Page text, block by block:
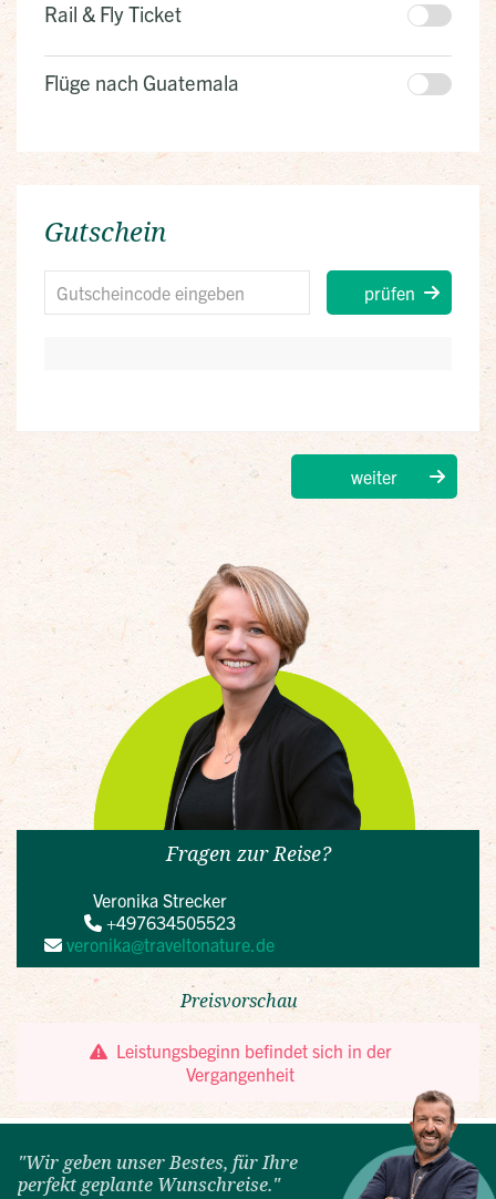
"Wir geben unser Bestes, für Ihre
perfekt geplante Wunschreise."